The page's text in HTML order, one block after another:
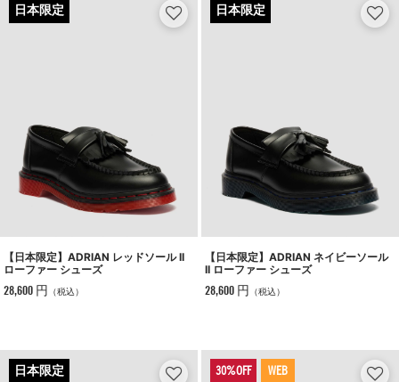
【日本限定】ADRIAN レッドソール II
ローファー シューズ
28,600 円 （税込）
【日本限定】ADRIAN ネイビーソール
II ローファー シューズ
28,600 円 （税込）
WEB